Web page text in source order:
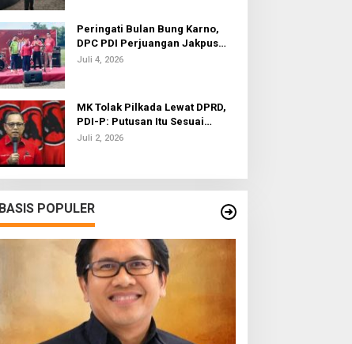
Peringati Bulan Bung Karno,
DPC PDI Perjuangan Jakpus
Gelar Turnamen Sepak Bola U-
Juli 4, 2026
MK Tolak Pilkada Lewat DPRD,
PDI-P: Putusan Itu Sesuai
dengan Semangat Reformasi
Juli 2, 2026
BASIS POPULER